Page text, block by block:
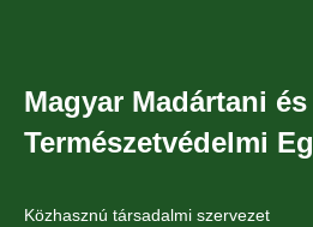
Magyar Madártani és
Természetvédelmi
Közhasznú társadalmi szervezet